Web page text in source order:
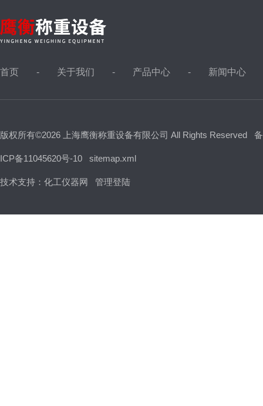
首页 关于我们 产品中心 新闻中心
版权所有©2026 上海鹰衡称重设备有限公司 All Rights Reserved
ICP备11045620号-10 sitemap.xml
技术支持： 化工仪器网 管理登陆